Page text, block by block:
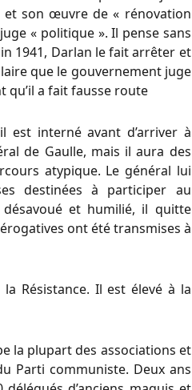
et son œuvre de « rénovation
« politique ». Il pense sans
1941, Darlan le fait arrêter et
que le gouvernement juge
qu’il a fait fausse route
est interné avant d’arriver à
de Gaulle, mais il aura des
atypique. Le général lui
destinées à participer au
désavoué et humilié, il quitte
ont été transmises à
Résistance. Il est élevé à la
la plupart des associations et
Parti communiste. Deux ans